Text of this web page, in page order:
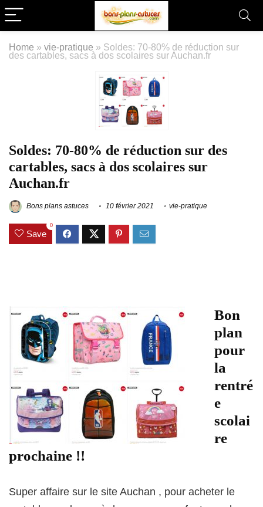
Home » vie-pratique » Soldes: 70-80% de réduction sur
des cartables, sacs à dos scolaires sur Auchan.fr
Soldes: 70-80% de réduction sur des
cartables, sacs à dos scolaires sur
Auchan.fr
Bons plans astuces 10 février 2021 vie-pratique
Save
0
Bon
plan
pour
la
rentré
e
scolai
re
prochaine !!
Super affaire sur le site Auchan , pour acheter le